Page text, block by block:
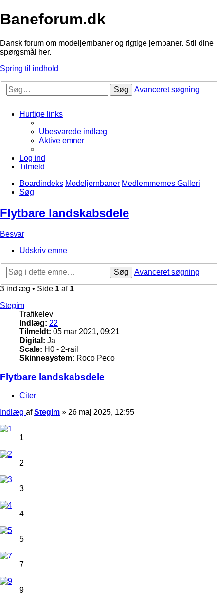
Baneforum.dk
Dansk forum om modeljernbaner og rigtige jernbaner. Stil dine
spørgsmål her.
Spring til indhold
Søg Avanceret søgning
Hurtige links
Ubesvarede indlæg
Aktive emner
Log ind
Tilmeld
Boardindeks Modeljernbaner Medlemmernes Galleri
Søg
Flytbare landskabsdele
Besvar
Udskriv emne
Søg
Avanceret søgning
3 indlæg • Side 1 af 1
Stegim
Trafikelev
Indlæg: 22
Tilmeldt: 05 mar 2021, 09:21
Digital: Ja
Scale: H0 - 2-rail
Skinnesystem: Roco Peco
Flytbare landskabsdele
Citer
Indlæg afStegim » 26 maj 2025, 12:55
1
2
3
4
5
7
9